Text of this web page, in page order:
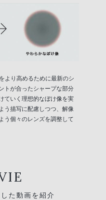
より高めるために最新のシ
トが合ったシャープな部分
ていく理想的なぼけ像を実
う描写に配慮しつつ、解像
う個々のレンズを調整して
た動画を紹介